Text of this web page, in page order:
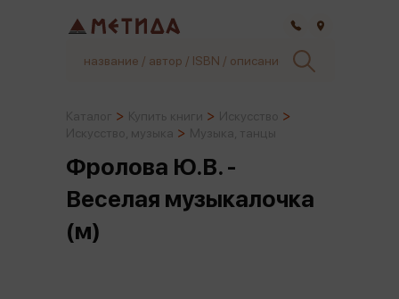
Фролова Ю.В. -
Веселая музыкалочка
(м)